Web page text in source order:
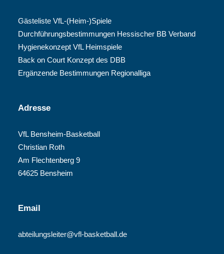
Gästeliste VfL-(Heim-)Spiele
Durchführungsbestimmungen Hessischer BB Verband
Hygienekonzept VfL Heimspiele
Back on Court Konzept des DBB
Ergänzende Bestimmungen Regionalliga
Adresse
VfL Bensheim-Basketball
Christian Roth
Am Flechtenberg 9
64625 Bensheim
Email
abteilungsleiter@vfl-basketball.de